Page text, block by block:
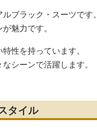
ブラック・スーツです。
魅力です。
性を持っています。
シーンで活躍します。
タイル